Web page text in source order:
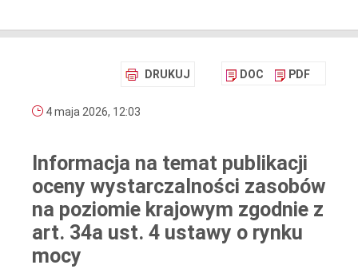
DRUKUJ DOC PDF
4 maja 2026, 12:03
Informacja na temat publikacji
oceny wystarczalności zasobów
na poziomie krajowym zgodnie z
art. 34a ust. 4 ustawy o rynku
mocy